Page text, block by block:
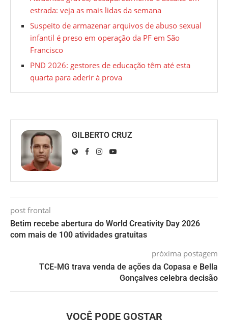
estrada: veja as mais lidas da semana
Suspeito de armazenar arquivos de abuso sexual
infantil é preso em operação da PF em São
Francisco
PND 2026: gestores de educação têm até esta
quarta para aderir à prova
GILBERTO CRUZ
post frontal
Betim recebe abertura do World Creativity Day 2026
com mais de 100 atividades gratuitas
próxima postagem
TCE-MG trava venda de ações da Copasa e Bella
Gonçalves celebra decisão
VOCÊ PODE GOSTAR